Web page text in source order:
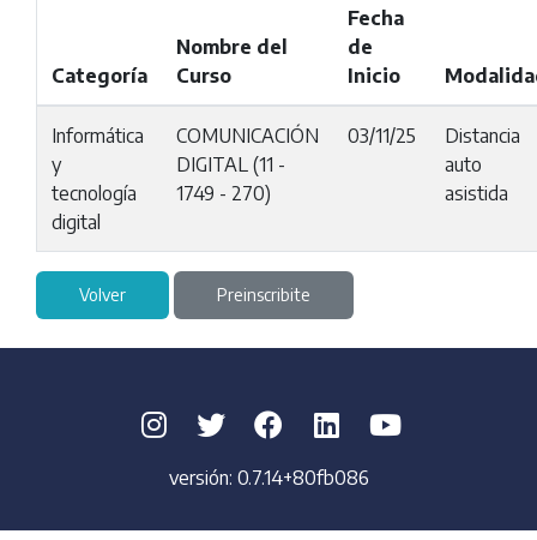
Categoría
Nombre del
Curso
Fecha
de
Inicio
Informática
y
tecnología
digital
COMUNICACIÓN
DIGITAL (11 -
1749 - 270)
03/11/25
Distancia
auto
asistida
Volver Preinscribite
versión: 0.7.14+80fb086